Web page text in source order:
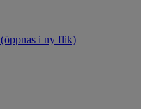
(öppnas i ny flik)